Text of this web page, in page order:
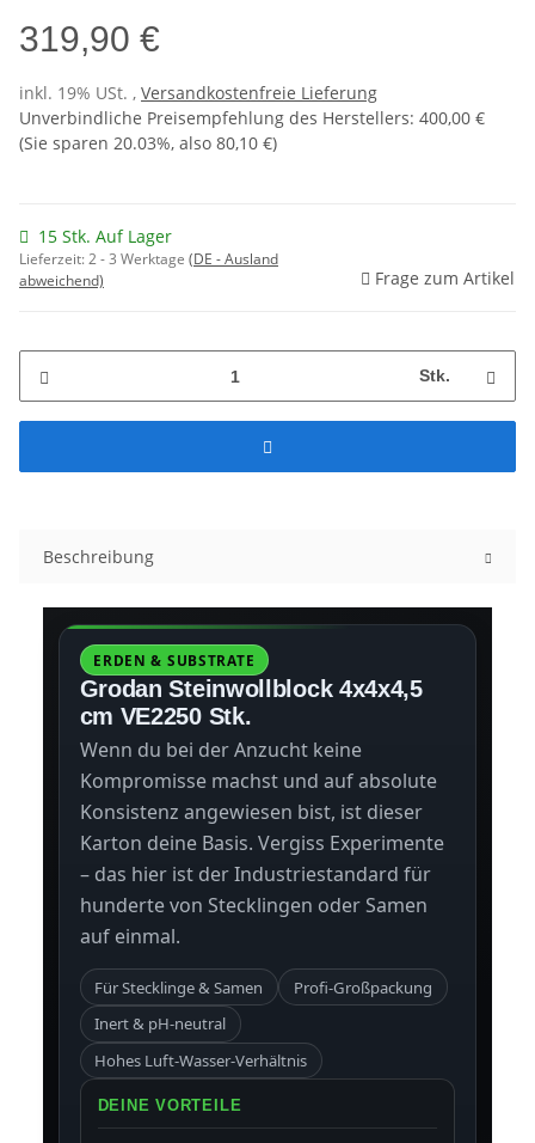
319,90 €
inkl. 19% USt. , Versandkostenfreie Lieferung
Unverbindliche Preisempfehlung des Herstellers: 400,00 €
(Sie sparen 20.03%, also 80,10 €)
15 Stk. Auf Lager
Lieferzeit:2 - 3 Werktage (DE - Ausland
abweichend)
Frage zum Artikel
Stk.
Beschreibung
ERDEN & SUBSTRATE
Grodan Steinwollblock 4x4x4,5
cm VE2250 Stk.
Wenn du bei der Anzucht keine
Kompromisse machst und auf absolute
Konsistenz angewiesen bist, ist dieser
Karton deine Basis. Vergiss Experimente
– das hier ist der Industriestandard für
hunderte von Stecklingen oder Samen
auf einmal.
Für Stecklinge & Samen
Profi-Großpackung
Inert & pH-neutral
Hohes Luft-Wasser-Verhältnis
DEINE VORTEILE